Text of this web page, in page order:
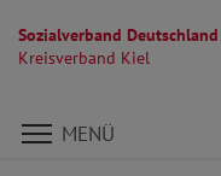
Sozialverband Deutschland
Kreisverband Kiel
Direkt zu den Inhalten
MENÜ